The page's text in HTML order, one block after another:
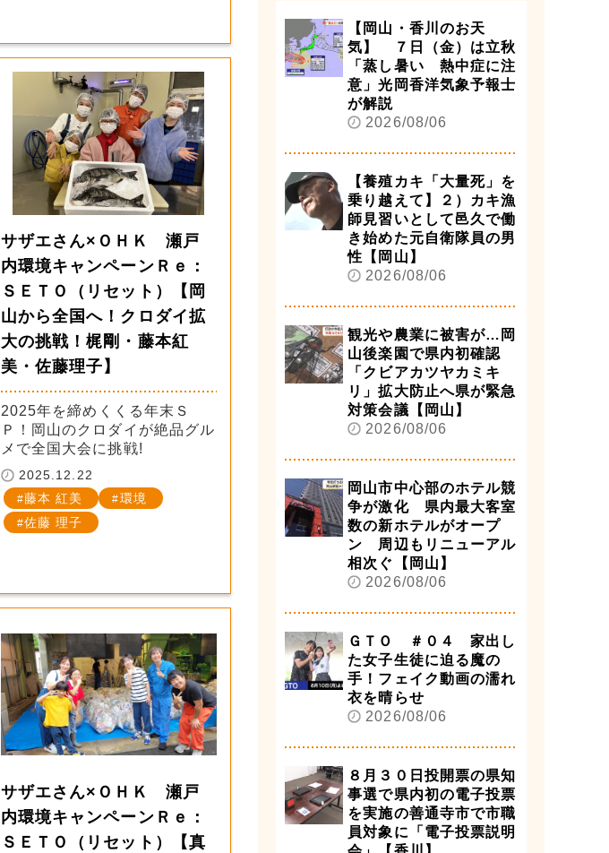
サザエさん×ＯＨＫ 瀬戸
内環境キャンペーンＲｅ：
ＳＥＴＯ（リセット）【岡
山から全国へ！クロダイ拡
大の挑戦！梶剛・藤本紅
美・佐藤理子】
2025年を締めくくる年末Ｓ
Ｐ！岡山のクロダイが絶品グル
メで全国大会に挑戦!
2025.12.22
藤本 紅美
環境
佐藤 理子
サザエさん×ＯＨＫ 瀬戸
内環境キャンペーンＲｅ：
ＳＥＴＯ（リセット）【真
【岡山・香川のお天
気】 ７日（金）は立秋
「蒸し暑い 熱中症に注
意」光岡香洋気象予報士
が解説
2026/08/06
【養殖カキ「大量死」を
乗り越えて】２）カキ漁
師見習いとして邑久で働
き始めた元自衛隊員の男
性【岡山】
2026/08/06
観光や農業に被害が…岡
山後楽園で県内初確認
「クビアカツヤカミキ
リ」拡大防止へ県が緊急
対策会議【岡山】
2026/08/06
岡山市中心部のホテル競
争が激化 県内最大客室
数の新ホテルがオープ
ン 周辺もリニューアル
相次ぐ【岡山】
2026/08/06
ＧＴＯ ＃０４ 家出し
た女子生徒に迫る魔の
手！フェイク動画の濡れ
衣を晴らせ
2026/08/06
８月３０日投開票の県知
事選で県内初の電子投票
を実施の善通寺市で市職
員対象に「電子投票説明